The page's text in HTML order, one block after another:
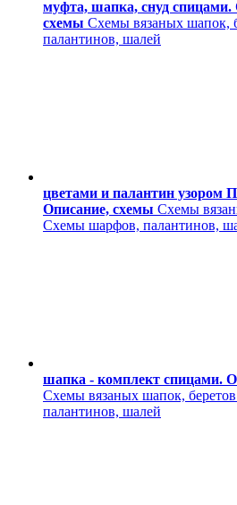
муфта, шапка, снуд спицами.
схемы Схемы вязаных шапок,
палантинов, шалей
цветами и палантин узором
Описание, схемы Схемы
Схемы шарфов, палантинов,
шапка - комплект спицами.
Схемы вязаных шапок,
палантинов, шалей